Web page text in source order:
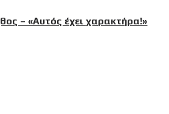
– «Αυτός έχει χαρακτήρα!»